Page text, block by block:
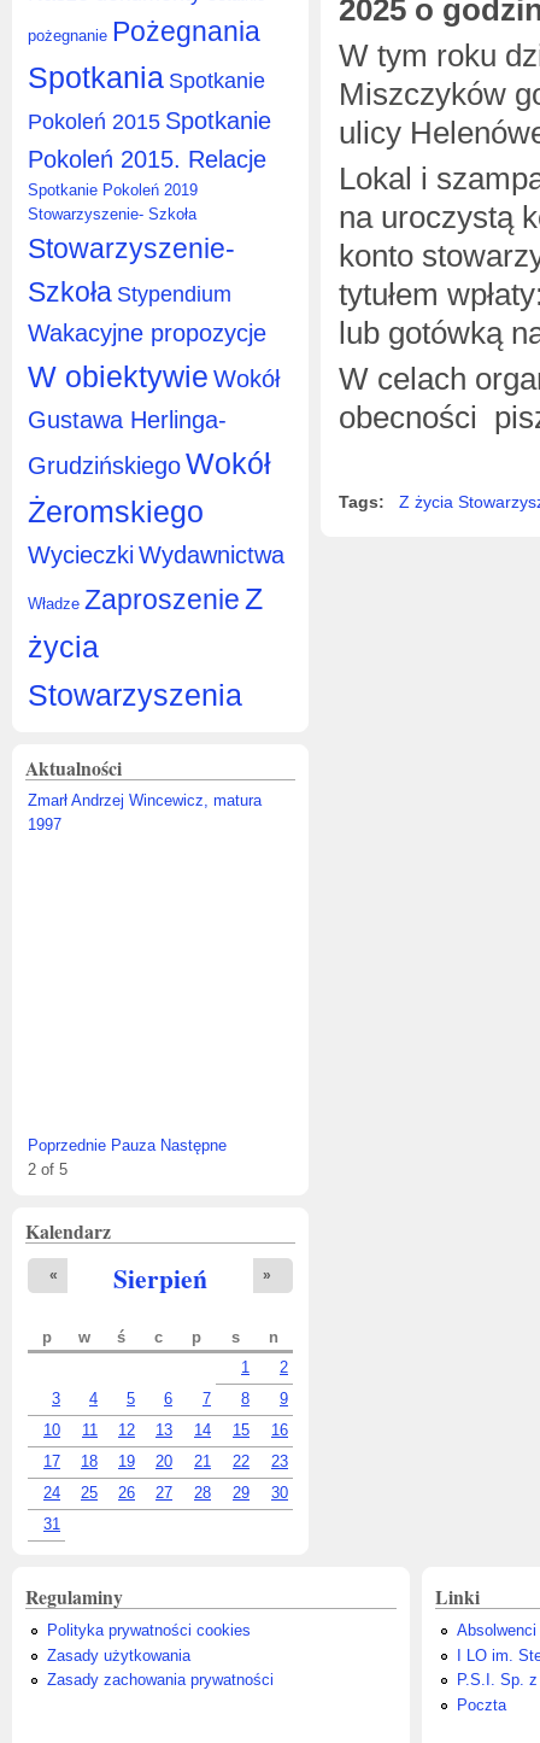
pożegnanie Pożegnania
Spotkania Spotkanie
Pokoleń 2015 Spotkanie
Pokoleń 2015. Relacje
Spotkanie Pokoleń 2019
Stowarzyszenie- Szkoła
Stowarzyszenie-
Szkoła Stypendium
Wakacyjne propozycje
W obiektywie Wokół
Gustawa Herlinga-
GrudzińskiegoWokół
Żeromskiego
Wycieczki Wydawnictwa
Władze ZaproszenieZ
życia
Stowarzyszenia
Aktualności
Zmarł Andrzej Wincewicz, matura
1997
Poprzednie Pauza Następne
2 of 5
Kalendarz
Sierpień
« »
p w ś c p s
n
1
2
3
4 5 6 7 8
9
10
11 12 13 14 15
16
17
18 19 20 21 22
23
24
25 26 27 28 29
30
31
2025 o
W tym roku
Miszczyków
ulicy
Lokal i
na uroczystą
konto
tytułem
lub gotówką
W celach
obecności
Tags: Z życia
Regulaminy
Polityka prywatności cookies
Zasady użytkowania
Zasady zachowania prywatności
Linki
Absolwenci
I LO im.
P.S.I. Sp.
Poczta